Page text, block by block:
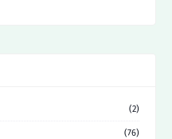
(2)
(76)